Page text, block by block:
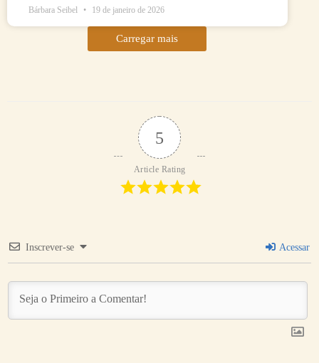
Bárbara Seibel 19 de janeiro de 2026
Carregar mais
5
Article Rating
Inscrever-se Acessar